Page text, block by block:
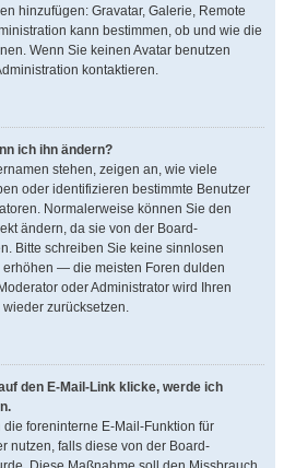
hinzufügen: Gravatar, Galerie, Remote
kann bestimmen, ob und wie die
Wenn Sie keinen Avatar benutzen
kontaktieren.
ich ihn ändern?
stehen, zeigen an, wie viele
oder identifizieren bestimmte Benutzer
Normalerweise können Sie den
ändern, da sie von der Board-
Bitte schreiben Sie keine sinnlosen
erhöhen — die meisten Foren dulden
oder Administrator wird Ihren
zurücksetzen.
den E-Mail-Link klicke, werde ich
foreninterne E-Mail-Funktion für
nutzen, falls diese von der Board-